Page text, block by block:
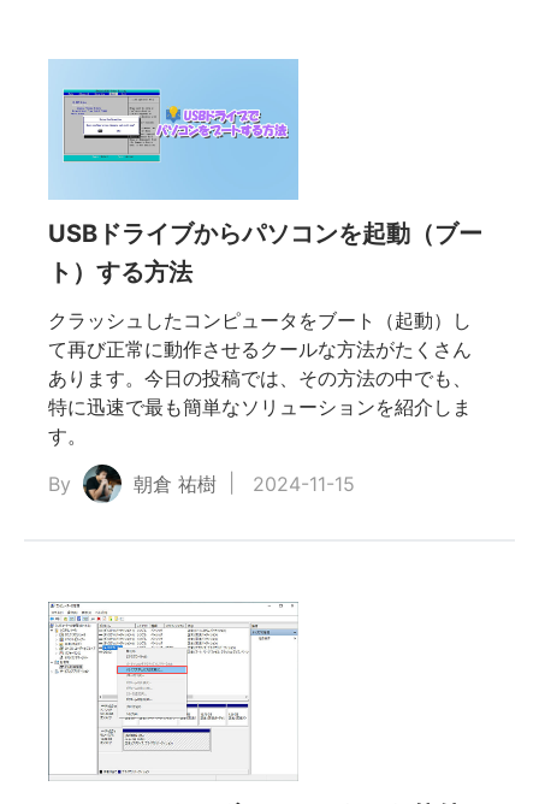
USBドライブからパソコンを起動（ブー
ト）する方法
クラッシュしたコンピュータをブート（起動）し
て再び正常に動作させるクールな方法がたくさん
あります。今日の投稿では、その方法の中でも、
特に迅速で最も簡単なソリューションを紹介しま
す。
By
朝倉 祐樹 2024-11-15